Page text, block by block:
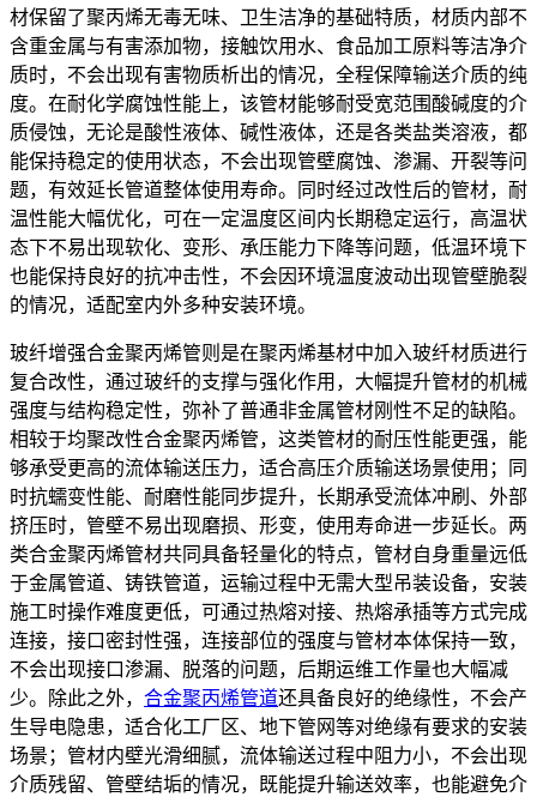
材保留了聚丙烯无毒无味、卫生洁净的基础特质，材质内部不
含重金属与有害添加物，接触饮用水、食品加工原料等洁净介
质时，不会出现有害物质析出的情况，全程保障输送介质的纯
度。在耐化学腐蚀性能上，该管材能够耐受宽范围酸碱度的介
质侵蚀，无论是酸性液体、碱性液体，还是各类盐类溶液，都
能保持稳定的使用状态，不会出现管壁腐蚀、渗漏、开裂等问
题，有效延长管道整体使用寿命。同时经过改性后的管材，耐
温性能大幅优化，可在一定温度区间内长期稳定运行，高温状
态下不易出现软化、变形、承压能力下降等问题，低温环境下
也能保持良好的抗冲击性，不会因环境温度波动出现管壁脆裂
的情况，适配室内外多种安装环境。
玻纤增强合金聚丙烯管则是在聚丙烯基材中加入玻纤材质进行
复合改性，通过玻纤的支撑与强化作用，大幅提升管材的机械
强度与结构稳定性，弥补了普通非金属管材刚性不足的缺陷。
相较于均聚改性合金聚丙烯管，这类管材的耐压性能更强，能
够承受更高的流体输送压力，适合高压介质输送场景使用；同
时抗蠕变性能、耐磨性能同步提升，长期承受流体冲刷、外部
挤压时，管壁不易出现磨损、形变，使用寿命进一步延长。两
类合金聚丙烯管材共同具备轻量化的特点，管材自身重量远低
于金属管道、铸铁管道，运输过程中无需大型吊装设备，安装
施工时操作难度更低，可通过热熔对接、热熔承插等方式完成
连接，接口密封性强，连接部位的强度与管材本体保持一致，
不会出现接口渗漏、脱落的问题，后期运维工作量也大幅减
少。除此之外， 合金聚丙烯管道还具备良好的绝缘性，不会产
生导电隐患，适合化工厂区、地下管网等对绝缘有要求的安装
场景；管材内壁光滑细腻，流体输送过程中阻力小，不会出现
介质残留、管壁结垢的情况，既能提升输送效率，也能避免介